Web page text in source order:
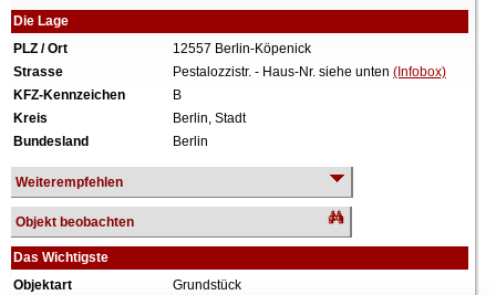
Die Lage
PLZ / Ort
12557 Berlin-Köpenick
Strasse
Pestalozzistr. - Haus-Nr. siehe unten (Infobox)
KFZ-Kennzeichen
B
Kreis
Berlin, Stadt
Bundesland
Berlin
Weiterempfehlen
Objekt beobachten
Das Wichtigste
Objektart
Grundstück